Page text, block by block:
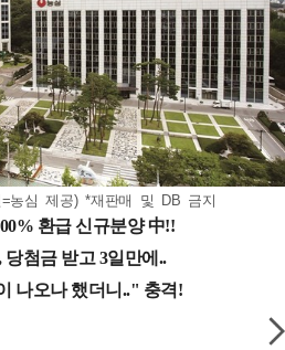
농심 제공) *재판매 및 DB 금지